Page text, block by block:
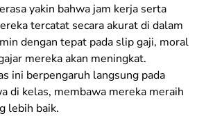
yakin bahwa jam kerja serta
tercatat secara akurat di dalam
dengan tepat pada slip gaji, moral
mereka akan meningkat.
ini berpengaruh langsung pada
di kelas, membawa mereka meraih
lebih baik.